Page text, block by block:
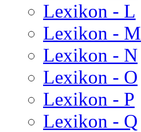
Lexikon - L
Lexikon - M
Lexikon - N
Lexikon - O
Lexikon - P
Lexikon - Q